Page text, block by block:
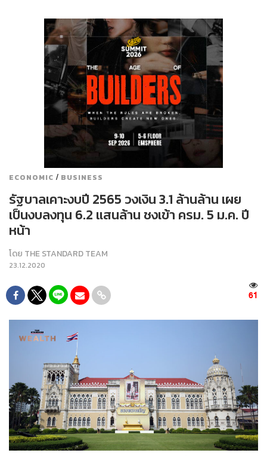
ECONOMIC / BUSINESS
รัฐบาลเคาะงบปี 2565 วงเงิน 3.1 ล้านล้าน เผย
เป็นงบลงทุน 6.2 แสนล้าน ชงเข้า ครม. 5 ม.ค. ปี
หน้า
โดย THE STANDARD TEAM
23.12.2020
61